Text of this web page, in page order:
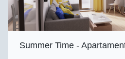
Summer Time -